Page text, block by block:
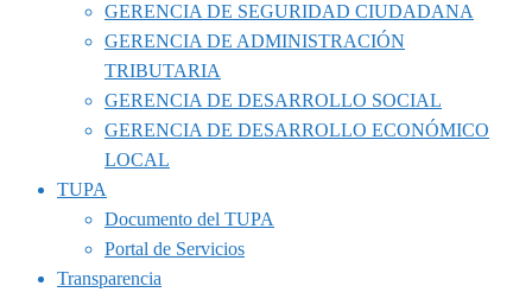
GERENCIA DE SEGURIDAD CIUDADANA
GERENCIA DE ADMINISTRACIÓN
TRIBUTARIA
GERENCIA DE DESARROLLO SOCIAL
GERENCIA DE DESARROLLO ECONÓMICO
LOCAL
TUPA
Documento del TUPA
Portal de Servicios
Transparencia